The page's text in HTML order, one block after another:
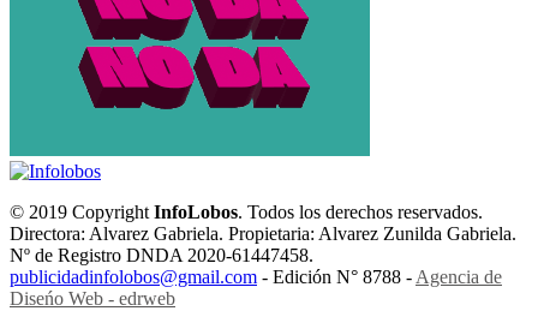
© 2019 CopyrightInfoLobos. Todos los derechos reservados.
Directora: Alvarez Gabriela. Propietaria: Alvarez Zunilda Gabriela.
Nº de Registro DNDA 2020-61447458.
publicidadinfolobos@gmail.com - Edición N° 8788 -Agencia de
Diseńo Web - edrweb